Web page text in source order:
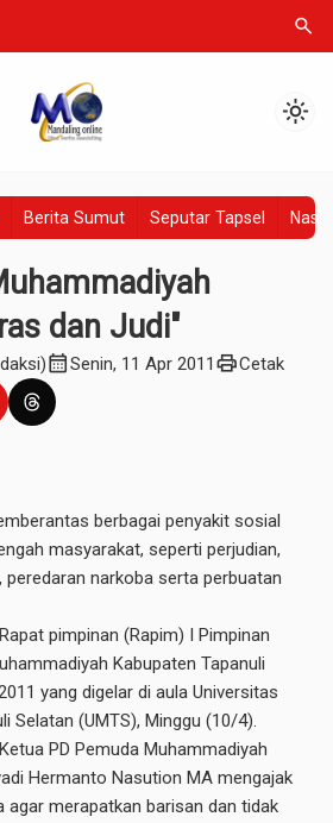
search
light_mode
Berita Sumut Seputar Tapsel
dan Judi"
calendar_monthSenin, 11 Apr 2011 printCetak
berbagai penyakit sosial
masyarakat, seperti perjudian,
narkoba serta perbuatan
pimpinan (Rapim) I Pimpinan
Kabupaten Tapanuli
yang digelar di aula Universitas
Selatan (UMTS), Minggu (10/4).
PD Pemuda Muhammadiyah
Hermanto Nasution MA mengajak
agar merapatkan barisan dan tidak